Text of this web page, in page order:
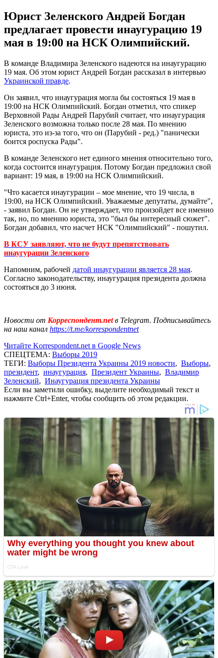
Юрист Зеленского Андрей Богдан
предлагает провести инаугурацию 19
мая в 19:00 на НСК Олимпийский.
В команде Владимира Зеленского надеются на инаугурацию
19 мая. Об этом юрист Андрей Богдан рассказал в интервью
Украинской правде.
Он заявил, что инаугурация могла бы состояться 19 мая в
19:00 на НСК Олимпийский. Богдан отметил, что спикер
Верховной Рады Андрей Парубий считает, что инаугурация
Зеленского возможна только после 28 мая. По мнению
юриста, это из-за того, что он (Парубий - ред.) "панически
боится роспуска Рады".
В команде Зеленского нет единого мнения относительно того,
когда состоится инаугурация. Потому Богдан предложил свой
вариант: 19 мая, в 19:00 на НСК Олимпийский.
"Что касается инаугурации – мое мнение, что 19 числа, в
19:00, на НСК Олимпийский. Уважаемые депутаты, думайте",
- заявил Богдан. Он не утверждает, что произойдет все именно
так, но, по мнению юриста, это "был бы интересный сюжет".
Богдан добавил, что насчет НСК "Олимпийский" - пошутил.
В КСУ заявляют, что не будут препятствовать
инаугурации Зеленского
Напомним, рабочей датой инаугурации является 28 мая.
Согласно законодательству, инаугурация президента должна
состояться до 3 июня.
Новости от Корреспондент.netв Telegram. Подписывайтесь
на наш канал https://t.me/korrespondentnet
Читайте Korrespondent.net в Google News
СПЕЦТЕМА: Выборы 2019
ТЕГИ: Выборы Президента Украины 2019 новости, Выборы,
президент, инаугурация, Президент Украины, Владимир
Зеленский, Инаугурация президента Украины
Если вы заметили ошибку, выделите необходимый текст и
нажмите Ctrl+Enter, чтобы сообщить об этом редакции.